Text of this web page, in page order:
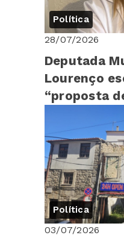
Política
28/07/2026
Deputada
Lourenço
“proposta
foi
Assembleia
Política
03/07/2026